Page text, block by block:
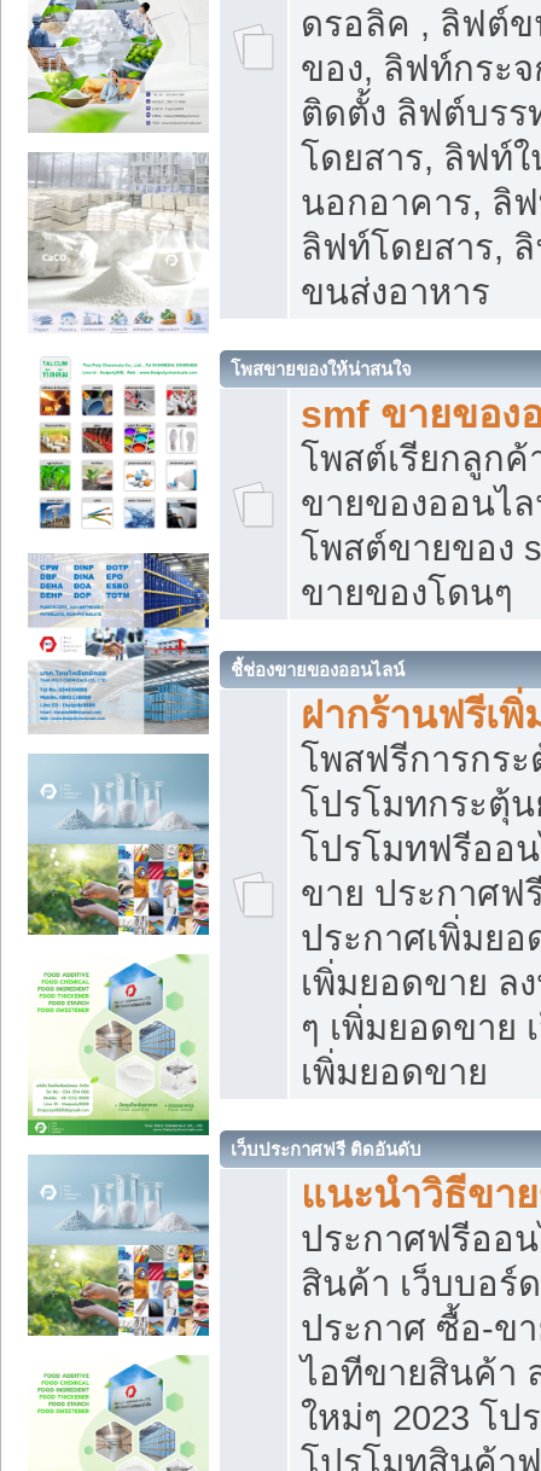
ดรอลิค , ลิฟต์
ของ, ลิฟท์กระ
ติดตั้ง ลิฟต์บร
โดยสาร, ลิฟท์
นอกอาคาร, ลิ
ลิฟท์โดยสาร,
ขนส่งอาหาร
โพสขายของให้น่าสนใจ
smf ขายของ
โพสต์เรียกลูกค้
ขายของออนไ
โพสต์ขายของ
ขายของโดนๆ
ชี้ช่องขายของออนไลน์
ฝากร้านฟรีเ
โพสฟรีการกร
โปรโมทกระตุ้
โปรโมทฟรีออ
ขาย ประกาศฟ
ประกาศเพิ่มย
เพิ่มยอดขาย ล
ๆ เพิ่มยอดขาย
เพิ่มยอดขาย
เว็บประกาศฟรี ติดอันดับ
แนะนำวิธีขา
ประกาศฟรีออ
สินค้า เว็บบอร์
ประกาศ ซื้อ-ข
ไอทีขายสินค้า
ใหม่ๆ 2023 โป
โปรโมทสินค้า